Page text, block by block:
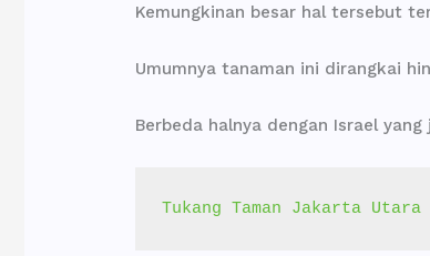
Kemungkinan besar hal tersebut
Umumnya tanaman ini dirangkai
Berbeda halnya dengan Israel
Tukang Taman Jakarta Utara